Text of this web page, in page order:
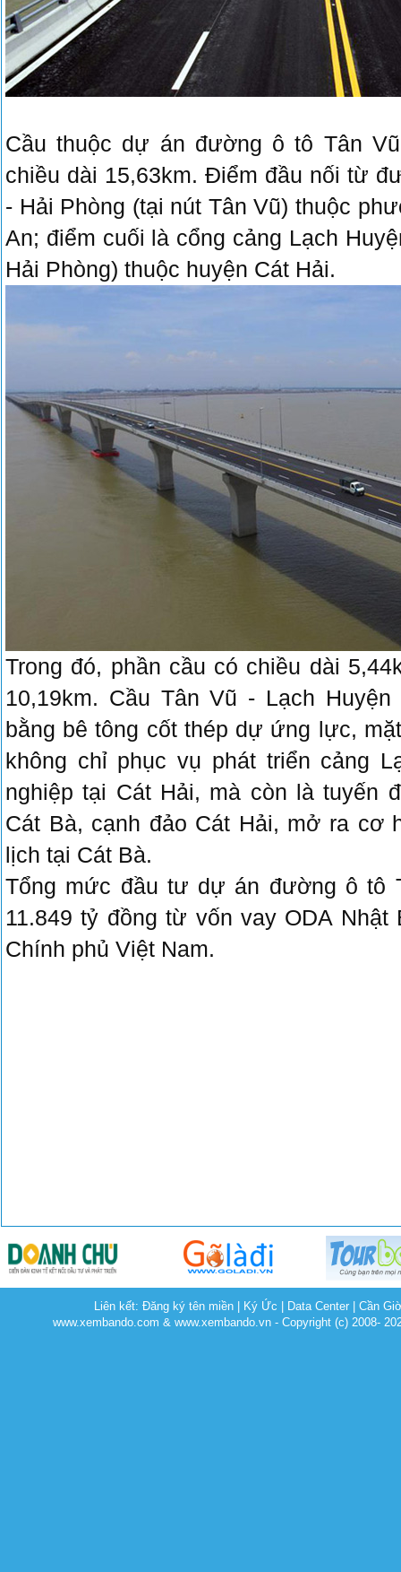
Cầu thuộc dự án đường ô tô Tân
chiều dài 15,63km. Điểm đầu nối từ
- Hải Phòng (tại nút Tân Vũ) thuộc
An; điểm cuối là cổng cảng Lạch
Hải Phòng) thuộc huyện Cát Hải.
Trong đó, phần cầu có chiều dài
10,19km. Cầu Tân Vũ - Lạch
bằng bê tông cốt thép dự ứng lực,
không chỉ phục vụ phát triển cảng
nghiệp tại Cát Hải, mà còn là tuyến
Cát Bà, cạnh đảo Cát Hải, mở ra cơ
lịch tại Cát Bà.
Tổng mức đầu tư dự án đường ô tô
11.849 tỷ đồng từ vốn vay ODA
Chính phủ Việt Nam.
Liên kết:Đăng ký tên miền Ký Ức Data Center |Cần
www.xembando.com & www.xembando.vn - Copyright (c) 2008-